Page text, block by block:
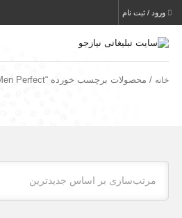
ورود / ثبت نام
خانه / محصولات برچسب خورده “GAP Men Perfect”
مرتب‌سازی بر اساس جدیدترین